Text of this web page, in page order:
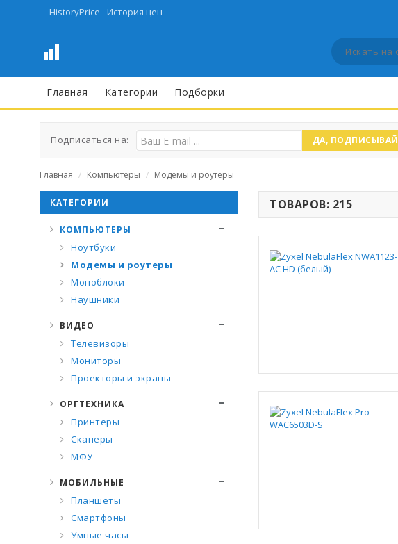
HistoryPrice - История цен
Главная Категории Подборки
Подписаться на: ДА, ПОДПИСЫВАЙ
Главная / Компьютеры / Модемы и роутеры
ТОВАРОВ: 215
КАТЕГОРИИ
КОМПЬЮТЕРЫ
Ноутбуки
Модемы и роутеры
Моноблоки
Наушники
ВИДЕО
Телевизоры
Мониторы
Проекторы и экраны
ОРГТЕХНИКА
Принтеры
Сканеры
МФУ
МОБИЛЬНЫЕ
Планшеты
Смартфоны
Умные часы